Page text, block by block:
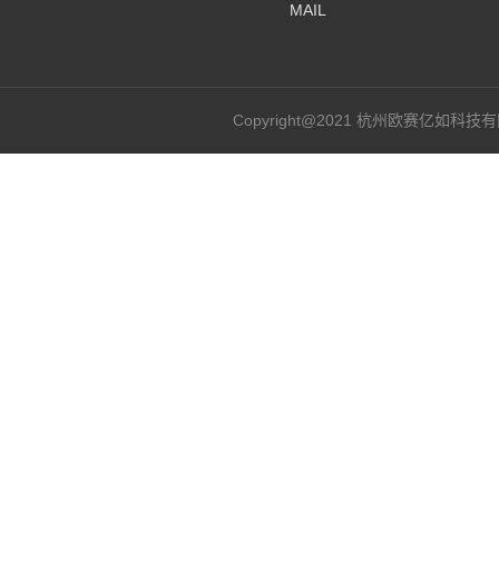
MAIL
Copyright@2021 杭州欧赛亿如科技